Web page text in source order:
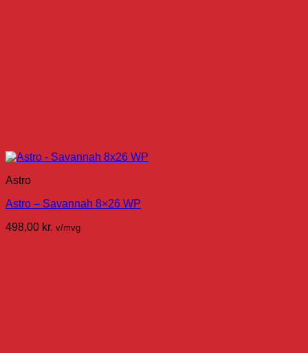
Astro
Astro – Savannah 8×26 WP
498,00 kr. v/mvg